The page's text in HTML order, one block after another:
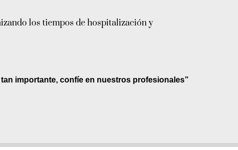
los tiempos de hospitalización y
importante, confíe en nuestros profesionales”